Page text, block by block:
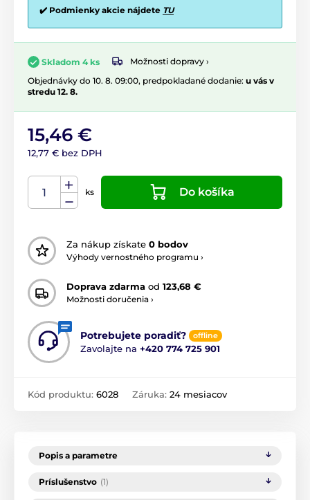
✔️ Podmienky akcie nájdete TU
Skladom 4 ks
Možnosti dopravy ›
Objednávky do 10. 8. 09:00, predpokladané dodanie: u vás v
stredu 12. 8.
15,46 €
12,77 € bez DPH
ks Do košíka
Za nákup získate 0 bodov
Výhody vernostného programu ›
Doprava zdarma od 123,68 €
Možnosti doručenia ›
Potrebujete poradiť? offline
Zavolajte na +420 774 725 901
Kód produktu: 6028 Záruka: 24 mesiacov
Popis a parametre
Príslušenstvo (1)